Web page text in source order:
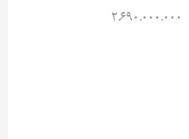
۲.۶۹۰.۰۰۰.۰۰۰